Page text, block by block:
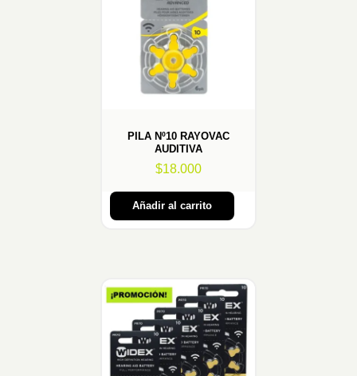
PILA Nº10 RAYOVAC
AUDITIVA
$18.000
Añadir al carrito